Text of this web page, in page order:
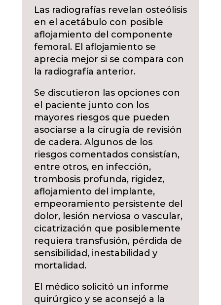
Las radiografías revelan osteólisis
en el acetábulo con posible
aflojamiento del componente
femoral. El aflojamiento se
aprecia mejor si se compara con
la radiografía anterior.
Se discutieron las opciones con
el paciente junto con los
mayores riesgos que pueden
asociarse a la cirugía de revisión
de cadera. Algunos de los
riesgos comentados consistían,
entre otros, en infección,
trombosis profunda, rigidez,
aflojamiento del implante,
empeoramiento persistente del
dolor, lesión nerviosa o vascular,
cicatrización que posiblemente
requiera transfusión, pérdida de
sensibilidad, inestabilidad y
mortalidad.
El médico solicitó un informe
quirúrgico y se aconsejó a la